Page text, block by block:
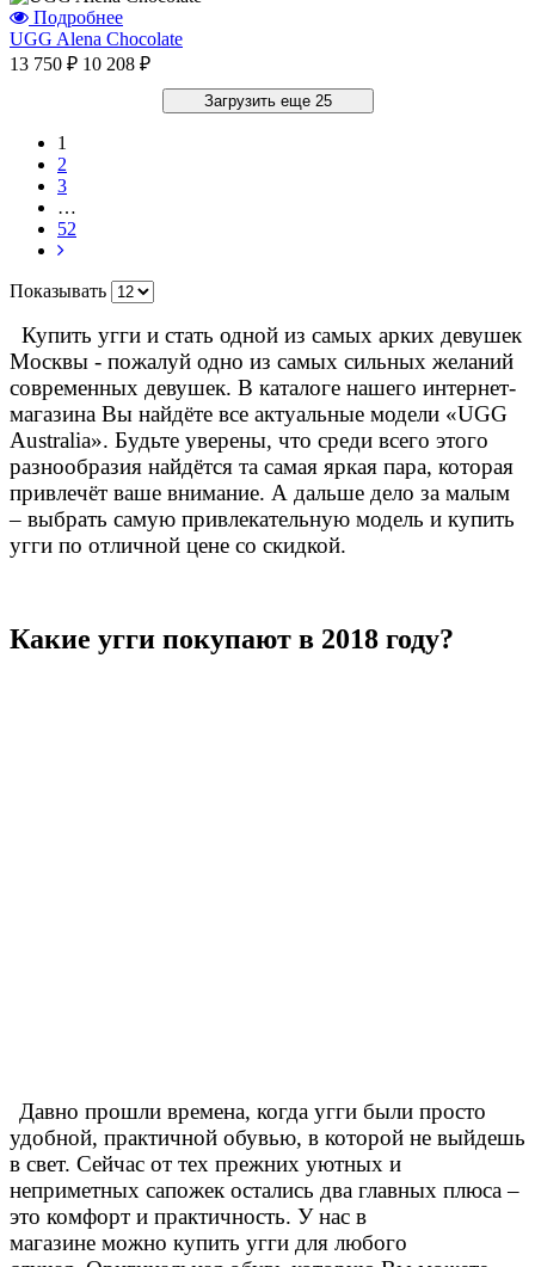
Подробнее
UGG Alena Chocolate
13 750 ₽ 10 208 ₽
Загрузить еще 25
1
2
3
…
52
Показывать
Купить угги и стать одной из самых арких девушек
Москвы - пожалуй одно из самых сильных желаний
современных девушек. В каталоге нашего интернет-
магазина Вы найдёте все актуальные модели «UGG
Australia». Будьте уверены, что среди всего этого
разнообразия найдётся та самая яркая пара, которая
привлечёт ваше внимание. А дальше дело за малым
– выбрать самую привлекательную модель и купить
угги по отличной цене со скидкой.
Какие угги покупают в 2018 году?
Давно прошли времена, когда угги были просто
удобной, практичной обувью, в которой не выйдешь
в свет. Сейчас от тех прежних уютных и
неприметных сапожек остались два главных плюса –
это комфорт и практичность. У нас в
магазине можно купить угги для любого